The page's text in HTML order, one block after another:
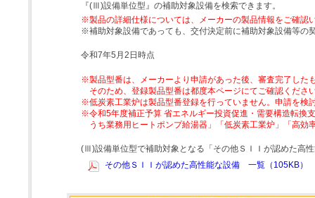
『(Ⅲ)設備単位型』の補助対象設備を検索できます。
※製品の詳細仕様については、メーカーの製品情報をご確認
※補助対象設備であっても、交付決定前に補助対象設備等の
令和7年5月2日時点
※製品型番は、メーカーより申請があった後、審査完了した
そのため、登録製品型番は都度本ページにてご確認くださ
※低炭素工業炉は製品型番登録を行っていません。申請を検
※令和5年度補正予算 省エネルギー投資促進・需要構造転換
うち業務用ヒートポンプ給湯器」「低炭素工業炉」「高
(Ⅲ)設備単位型で補助対象となる「その他ＳＩＩが認めた高
その他ＳＩＩが認めた高性能な設備 一覧（105KB）